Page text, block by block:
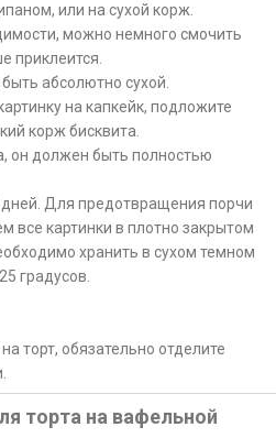
или на сухой корж.
можно немного смочить
приклеится.
абсолютно сухой.
на капкейк, подложите
корж бисквита.
он должен быть полностью
дней. Для предотвращения порчи
все картинки в плотно закрытом
хранить в сухом темном
градусов.
торт, обязательно отделите
торта на вафельной